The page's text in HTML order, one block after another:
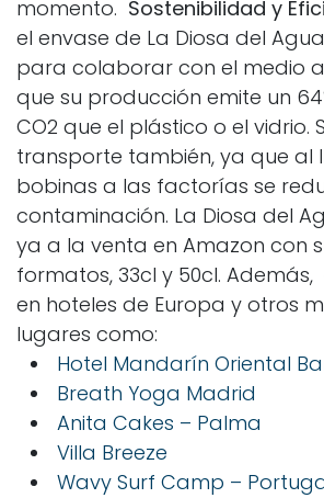
momento. Sostenibilidad y
el envase de La Diosa del
para colaborar con el medio
que su producción emite un
CO2 que el plástico o el vidrio.
transporte también, ya que al
bobinas a las factorías se
contaminación. La Diosa del
ya a la venta en Amazon con
formatos, 33cl y 50cl.
en hoteles de Europa y otros
lugares como:
Hotel Mandarín Oriental
Breath Yoga Madrid
Anita Cakes – Palma
Villa Breeze
Wavy Surf Camp –